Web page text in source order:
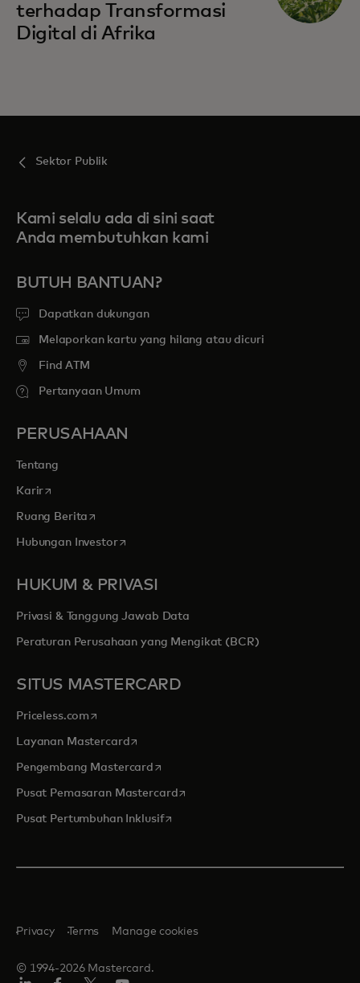
terhadap Transformasi
Digital di Afrika
Sektor Publik
Kami selalu ada di sini saat
Anda membutuhkan kami
BUTUH BANTUAN?
Dapatkan dukungan
Melaporkan kartu yang hilang atau dicuri
Find ATM
Pertanyaan Umum
PERUSAHAAN
Tentang
Kariropens in a new tab
Ruang Berita opens in a new tab
Hubungan Investoropens in a new tab
HUKUM & PRIVASI
Privasi & Tanggung Jawab Data
Peraturan Perusahaan yang Mengikat (BCR)
SITUS MASTERCARD
Priceless.com opens in a new tab
Layanan Mastercardopens in a new tab
Pengembang Mastercard opens in a new tab
Pusat Pemasaran Mastercardopens in a new tab
Pusat Pertumbuhan Inklusifopens in a new tab
© 1994-2026 Mastercard.
Privacy Terms Manage cookies